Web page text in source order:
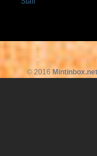
© 2016 Mintinbox.net